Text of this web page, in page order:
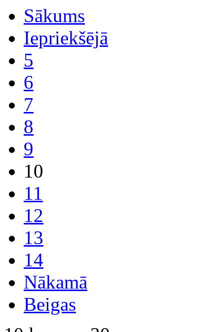
Sākums
Iepriekšējā
5
6
7
8
9
10
11
12
13
14
Nākamā
Beigas